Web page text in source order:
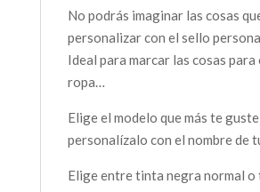
No podrás imaginar las cosas
personalizar con el sello
Ideal para marcar las cosas para
ropa…
Elige el modelo que más te
personalízalo con el nombre de
Elige entre tinta negra normal o